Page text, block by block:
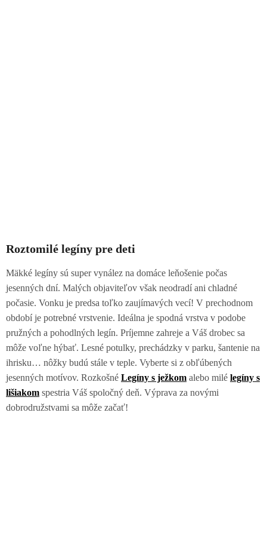
Roztomilé legíny pre deti
Mäkké legíny sú super vynález na domáce leňošenie počas
jesenných dní. Malých objaviteľov však neodradí ani chladné
počasie. Vonku je predsa toľko zaujímavých vecí! V prechodnom
období je potrebné vrstvenie. Ideálna je spodná vrstva v podobe
pružných a pohodlných legín. Príjemne zahreje a Váš drobec sa
môže voľne hýbať. Lesné potulky, prechádzky v parku, šantenie na
ihrisku… nôžky budú stále v teple. Vyberte si z obľúbených
jesenných motívov. Rozkošné Legíny s ježkom alebo milé legíny s
lišiakom spestria Váš spoločný deň. Výprava za novými
dobrodružstvami sa môže začať!